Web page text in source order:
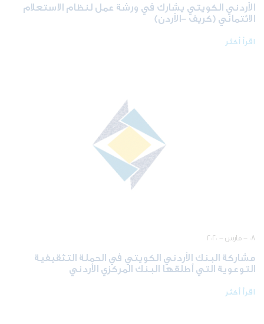
الأردني الكويتي يشارك في ورشة عمل لنظام الاستعلام
الائتماني (كريف -الأردن)
اقرأ أكثر
٠٨ - مارس - ٢٠٢٠
مشاركة البنك الأردني الكويتي في الحملة التثقيفية
التوعوية التي أطلقها البنك المركزي الأردني
اقرأ أكثر